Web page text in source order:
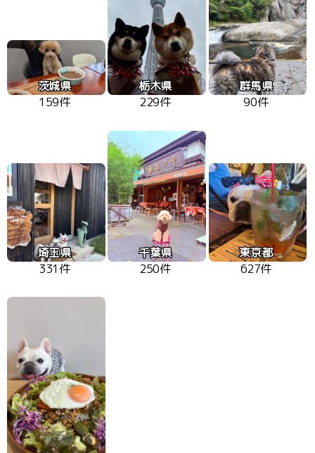
茨城県
159件
栃木県
229件
群馬県
90件
埼玉県
331件
千葉県
250件
東京都
627件